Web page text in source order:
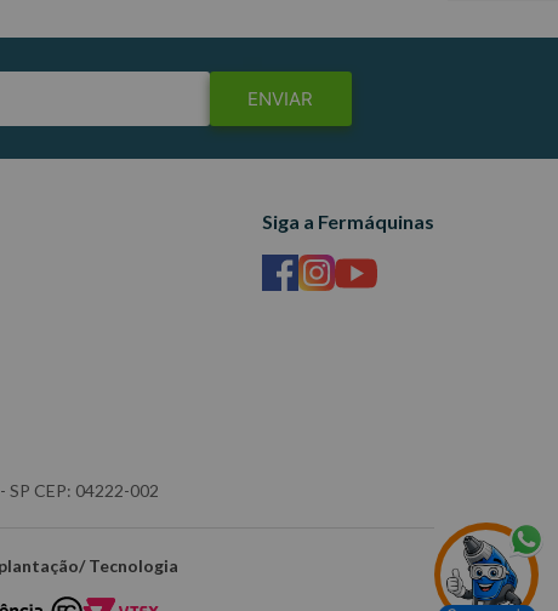
ENVIAR
SP CEP: 04222-002
Siga a Fermáquinas
Tecnologia